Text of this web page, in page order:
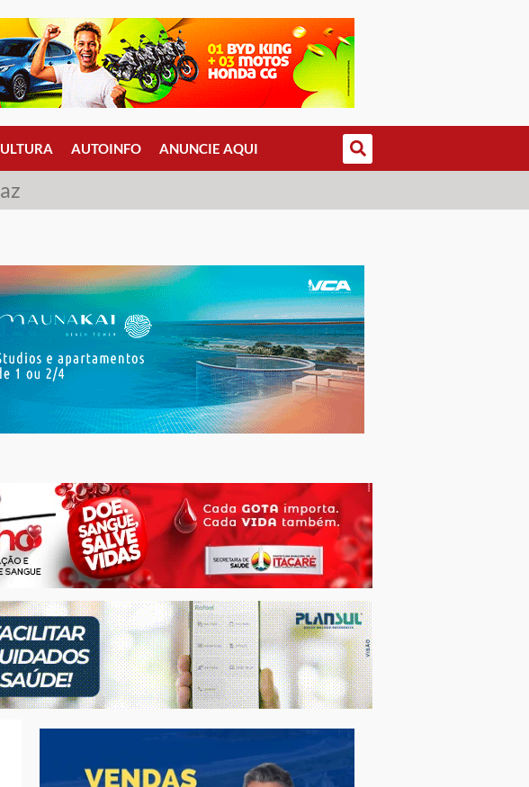
AUTOINFO ANUNCIE AQUI